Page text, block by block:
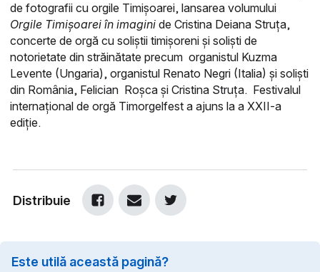
de fotografii cu orgile Timișoarei, lansarea volumului
Orgile Timișoarei în imagini de Cristina Deiana Struța,
concerte de orgă cu soliștii timișoreni și soliști de
notorietate din străinătate precum organistul Kuzma
Levente (Ungaria), organistul Renato Negri (Italia) și soliști
din România, Felician Roșca și Cristina Struța. Festivalul
internațional de orgă Timorgelfest a ajuns la a XXII-a
ediție.
Distribuie
Este utilă această pagină?